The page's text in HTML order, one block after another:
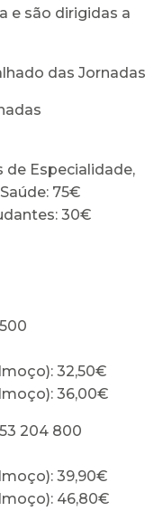
e são dirigidas a
das Jornadas
de Especialidade,
75€
30€
32,50€
36,00€
204 800
39,90€
46,80€